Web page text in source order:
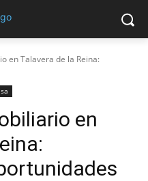
en Talavera de la Reina:
en